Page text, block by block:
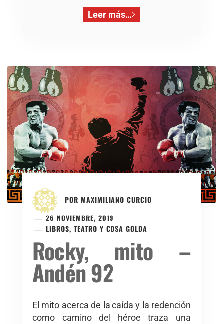
Leer más…
POR MAXIMILIANO CURCIO
26 NOVIEMBRE, 2019
LIBROS, TEATRO Y COSA GOLDA
Rocky, mito –
Andén 92
El mito acerca de la caída y la redención
como camino del héroe traza una